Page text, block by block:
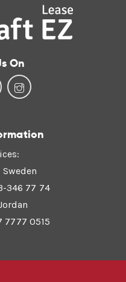
On
346 77 74
7777 0515